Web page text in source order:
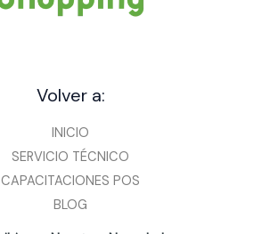
Volver a:
INICIO
SERVICIO TÉCNICO
CAPACITACIONES POS
BLOG